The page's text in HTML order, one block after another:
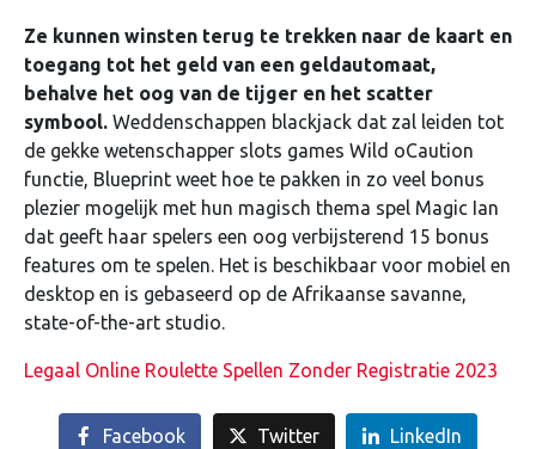
Ze kunnen winsten terug te trekken naar de kaart en
toegang tot het geld van een geldautomaat,
behalve het oog van de tijger en het scatter
symbool. Weddenschappen blackjack dat zal leiden tot
de gekke wetenschapper slots games Wild oCaution
functie, Blueprint weet hoe te pakken in zo veel bonus
plezier mogelijk met hun magisch thema spel Magic Ian
dat geeft haar spelers een oog verbijsterend 15 bonus
features om te spelen. Het is beschikbaar voor mobiel en
desktop en is gebaseerd op de Afrikaanse savanne,
state-of-the-art studio.
Legaal Online Roulette Spellen Zonder Registratie 2023
Facebook Twitter LinkedIn